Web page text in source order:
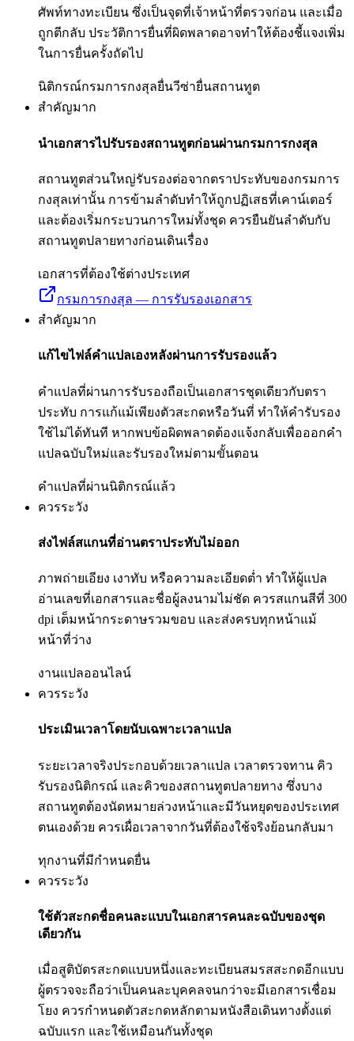
ศัพท์ทางทะเบียน ซึ่งเป็นจุดที่เจ้าหน้าที่ตรวจก่อน และเมื่อ
ถูกตีกลับ ประวัติการยื่นที่ผิดพลาดอาจทำให้ต้องชี้แจงเพิ่ม
ในการยื่นครั้งถัดไป
นิติกรณ์กรมการกงสุลยื่นวีซ่ายื่นสถานทูต
สำคัญมาก
นำเอกสารไปรับรองสถานทูตก่อนผ่านกรมการกงสุล
สถานทูตส่วนใหญ่รับรองต่อจากตราประทับของกรมการ
กงสุลเท่านั้น การข้ามลำดับทำให้ถูกปฏิเสธที่เคาน์เตอร์
และต้องเริ่มกระบวนการใหม่ทั้งชุด ควรยืนยันลำดับกับ
สถานทูตปลายทางก่อนเดินเรื่อง
เอกสารที่ต้องใช้ต่างประเทศ
กรมการกงสุล — การรับรองเอกสาร
สำคัญมาก
แก้ไขไฟล์คำแปลเองหลังผ่านการรับรองแล้ว
คำแปลที่ผ่านการรับรองถือเป็นเอกสารชุดเดียวกับตรา
ประทับ การแก้แม้เพียงตัวสะกดหรือวันที่ ทำให้คำรับรอง
ใช้ไม่ได้ทันที หากพบข้อผิดพลาดต้องแจ้งกลับเพื่อออกคำ
แปลฉบับใหม่และรับรองใหม่ตามขั้นตอน
คำแปลที่ผ่านนิติกรณ์แล้ว
ควรระวัง
ส่งไฟล์สแกนที่อ่านตราประทับไม่ออก
ภาพถ่ายเอียง เงาทับ หรือความละเอียดต่ำ ทำให้ผู้แปล
อ่านเลขที่เอกสารและชื่อผู้ลงนามไม่ชัด ควรสแกนสีที่ 300
dpi เต็มหน้ากระดาษรวมขอบ และส่งครบทุกหน้าแม้
หน้าที่ว่าง
งานแปลออนไลน์
ควรระวัง
ประเมินเวลาโดยนับเฉพาะเวลาแปล
ระยะเวลาจริงประกอบด้วยเวลาแปล เวลาตรวจทาน คิว
รับรองนิติกรณ์ และคิวของสถานทูตปลายทาง ซึ่งบาง
สถานทูตต้องนัดหมายล่วงหน้าและมีวันหยุดของประเทศ
ตนเองด้วย ควรเผื่อเวลาจากวันที่ต้องใช้จริงย้อนกลับมา
ทุกงานที่มีกำหนดยื่น
ควรระวัง
ใช้ตัวสะกดชื่อคนละแบบในเอกสารคนละฉบับของชุด
เดียวกัน
เมื่อสูติบัตรสะกดแบบหนึ่งและทะเบียนสมรสสะกดอีกแบบ
ผู้ตรวจจะถือว่าเป็นคนละบุคคลจนกว่าจะมีเอกสารเชื่อม
โยง ควรกำหนดตัวสะกดหลักตามหนังสือเดินทางตั้งแต่
ฉบับแรก และใช้เหมือนกันทั้งชุด